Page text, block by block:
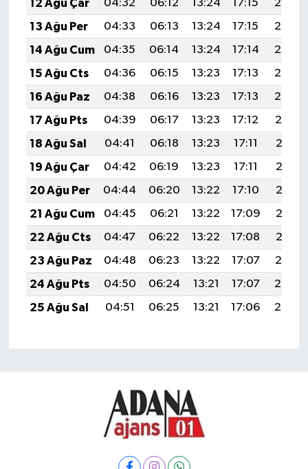
12 Ağu Çar
04:32 06:12 13:24 17:15
20:26
13 Ağu Per
04:33 06:13 13:24 17:15
20:25
14 Ağu Cum
04:35 06:14 13:24 17:14
20:23
15 Ağu Cts
04:36 06:15 13:23 17:13
20:22
16 Ağu Paz
04:38 06:16 13:23 17:13
20:20
17 Ağu Pts
04:39 06:17 13:23 17:12
20:19
18 Ağu Sal
04:41 06:18 13:23 17:11
20:18
19 Ağu Çar
04:42 06:19 13:23 17:11
20:16
20 Ağu Per
04:44 06:20 13:22 17:10
20:15
21 Ağu Cum
04:45 06:21 13:22 17:09
20:13
22 Ağu Cts
04:47 06:22 13:22 17:08
20:12
23 Ağu Paz
04:48 06:23 13:22 17:07
20:10
24 Ağu Pts
04:50 06:24 13:21 17:07
20:08
25 Ağu Sal
04:51 06:25 13:21 17:06 20:07